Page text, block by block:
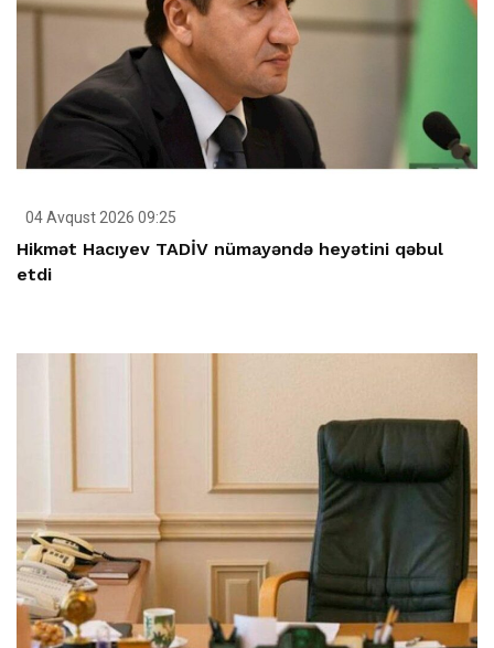
04 Avqust 2026 09:25
Hikmət Hacıyev TADİV nümayəndə heyətini qəbul
etdi